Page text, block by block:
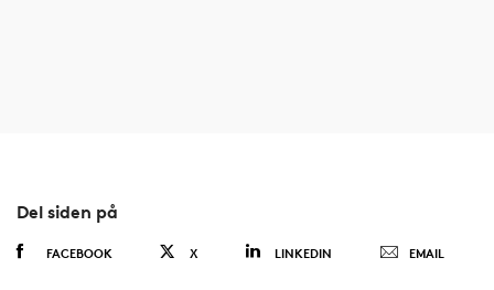
Del siden på
FACEBOOK X LINKEDIN EMAIL